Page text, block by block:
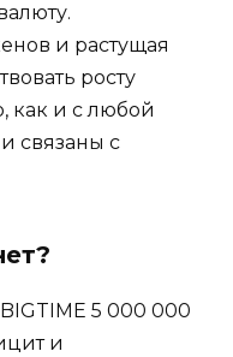
и растущая
росту
как и с любой
связаны с
5 000 000
и